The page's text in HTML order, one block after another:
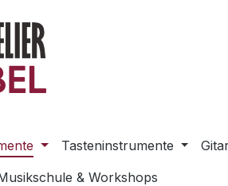
springen
Tasteninstrumente
& Workshops